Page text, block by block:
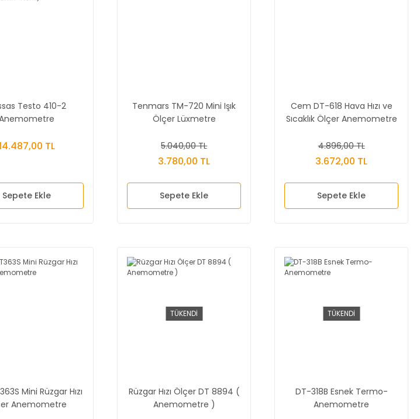
Testo 410-2
TL
Sepete Ekle
Tenmars TM-720 Mini Işık
Ölçer Lüxmetre
5.040,00 TL
3.780,00 TL
Sepete Ekle
Cem DT-618 Hava Hızı ve
Sıcaklık Ölçer Anemometre
4.896,00 TL
3.672,00 TL
Sepete Ekle
Mini Rüzgar Hızı
Anemometre
TÜKENDİ
Rüzgar Hızı Ölçer DT 8894 (
Anemometre )
TÜKENDİ
DT-318B Esnek Termo-
Anemometre